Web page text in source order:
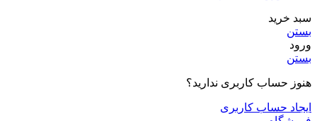
سبد خرید
بستن
ورود
بستن
هنوز حساب کاربری ندارید؟
ایجاد حساب کاربری